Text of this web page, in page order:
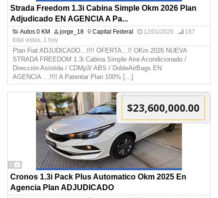
Strada Freedom 1.3i Cabina Simple Okm 2026 Plan
Adjudicado EN AGENCIA A Pa...
Autos 0 KM jorge_18 Capital Federal 12/01/2026
187
total vistas, 1 hoy
Plan Fiat ADJUDICADO…!!!! OFERTA…!! OKm 2026 NUEVA
STRADA FREEDOM 1.3i Cabina Simple Aire Acondicionado /
Dirección Asistida / CDMp3/ ABS / DobleAirBags EN
AGENCIA….!!!! A Patentar Plan 100% […]
2
$23,600,000.00
Cronos 1.3i Pack Plus Automatico Okm 2025 En
Agencia Plan ADJUDICADO